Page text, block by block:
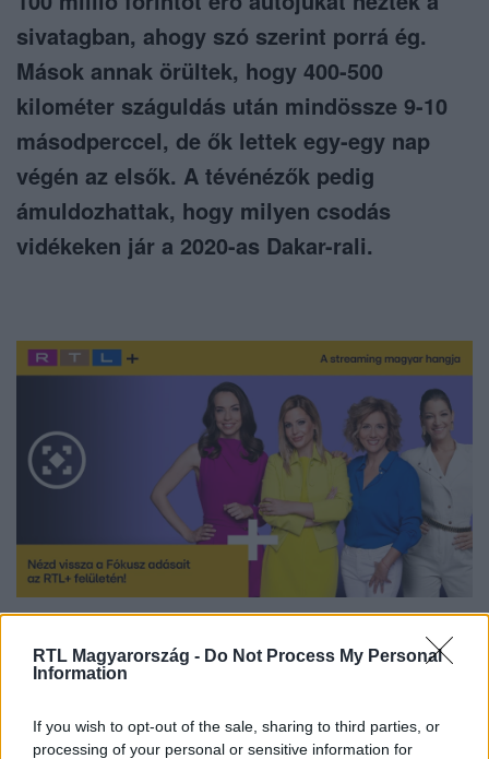
RTL Magyarország - Do Not Process My Personal
Information
If you wish to opt-out of the sale, sharing to third parties, or
processing of your personal or sensitive information for
sivatagban, ahogy szó szerint porrá ég.
Mások annak örültek, hogy 400-500
kilométer száguldás után mindössze 9-10
másodperccel, de ők lettek egy-egy nap
végén az elsők. A tévénézők pedig
ámuldozhattak, hogy milyen csodás
vidékeken jár a 2020-as Dakar-rali.
Itt állítsd be, hogy az RTL.hu az elsők között
legyen a Google-találatokban!